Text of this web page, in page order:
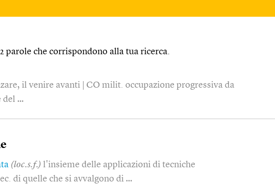
parole che corrispondono alla tua ricerca.
il venire avanti | CO milit. occupazione progressiva da
del …
(loc.s.f.) l'insieme delle applicazioni di tecniche
di quelle che si avvalgono di …